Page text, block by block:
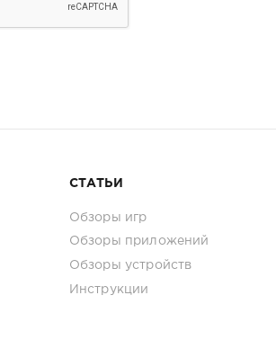
СТАТЬИ
Обзоры игр
Обзоры приложений
Обзоры устройств
Инструкции